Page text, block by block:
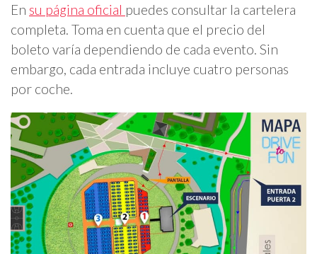
En su página oficial puedes consultar la cartelera
completa. Toma en cuenta que el precio del
boleto varía dependiendo de cada evento. Sin
embargo, cada entrada incluye cuatro personas
por coche.